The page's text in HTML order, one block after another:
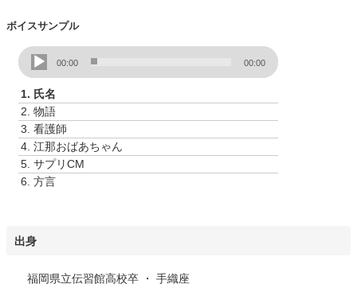
ボイスサンプル
音
声
プ
レ
ー
ヤ
ー
00:00 00:00
1. 氏名
2. 物語
3. 看護師
4. 江那おばあちゃん
5. サプリCM
6. 方言
出身
福岡県立伝習館高校卒 ・ 手織座